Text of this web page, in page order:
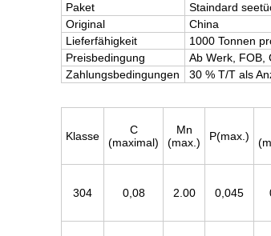
Paket
Staindard
Original
China
Lieferfähigkeit
1000 Tonnen
Preisbedingung
Ab Werk, FOB,
Zahlungsbedingungen
30 % T/T als
Klasse
C
(maximal)
Mn
(max.)
P(max.)
304 0,08 2.00 0,045